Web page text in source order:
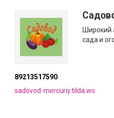
Широкий
сада и
89213517590
sadovod-mercuriy.tilda.ws